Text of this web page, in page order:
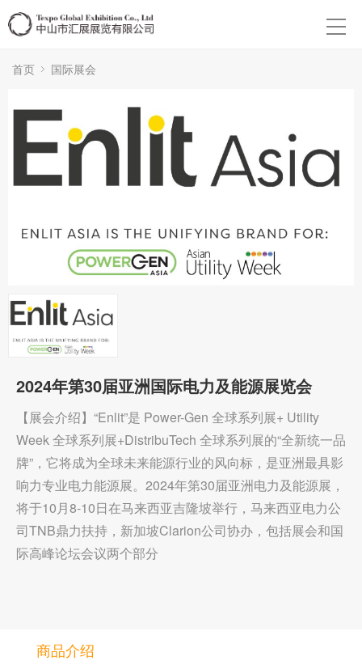
首页 国际展会
2024年第30届亚洲国际电力及能源展览会
【展会介绍】“Enlit”是 Power-Gen 全球系列展+ Utility
Week 全球系列展+DistribuTech 全球系列展的“全新统一品
牌”，它将成为全球未来能源行业的风向标，是亚洲最具影
响力专业电力能源展。2024年第30届亚洲电力及能源展，
将于10月8-10日在马来西亚吉隆坡举行，马来西亚电力公
司TNB鼎力扶持，新加坡Clarion公司协办，包括展会和国
际高峰论坛会议两个部分
商品介绍